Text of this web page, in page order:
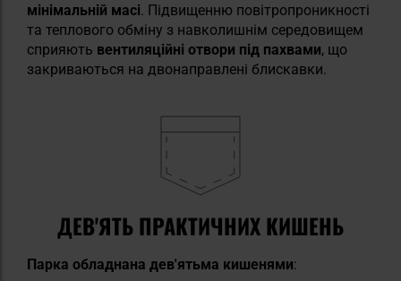
мінімальній масі. Підвищенню повітропроникності
та теплового обміну з навколишнім середовищем
сприяють вентиляційні отвори під пахвами, що
закриваються на двонаправлені блискавки.
ДЕВ'ЯТЬ ПРАКТИЧНИХ КИШЕНЬ
Парка обладнана дев'ятьма кишенями: